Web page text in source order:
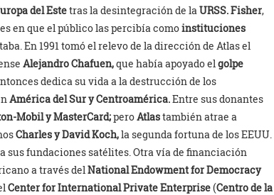
del Estetras la desintegración de la URSS.Fisher,
en que el público las percibía comoinstituciones
En 1991 tomó el relevo de la dirección de Atlas el
Alejandro Chafuen,que había apoyado el golpe
dedica su vida a la destrucción de los
América del Sur y Centroamérica.Entre sus donantes
Mobil y MasterCard;peroAtlastambién atrae a
Charles y David Koch,la segunda fortuna de los EEUU.
sus fundaciones satélites. Otra vía de financiación
a través del National Endowment for Democracy
Center for International Private Enterprise(Centro de la